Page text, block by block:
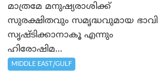
മാത്രമേ മനുഷ്യരാശിക്ക്
സുരക്ഷിതവും സമൃദ്ധവുമായ ഭാവി
സൃഷ്ടിക്കാനാകൂ എന്നും
ഹിരോഷിമ...
MIDDLE EAST/GULF